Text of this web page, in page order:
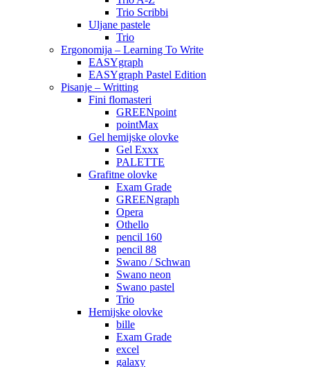
Trio Scribbi
Uljane pastele
Trio
Ergonomija – Learning To Write
EASYgraph
EASYgraph Pastel Edition
Pisanje – Writting
Fini flomasteri
GREENpoint
pointMax
Gel hemijske olovke
Gel Exxx
PALETTE
Grafitne olovke
Exam Grade
GREENgraph
Opera
Othello
pencil 160
pencil 88
Swano / Schwan
Swano neon
Swano pastel
Trio
Hemijske olovke
bille
Exam Grade
excel
galaxy